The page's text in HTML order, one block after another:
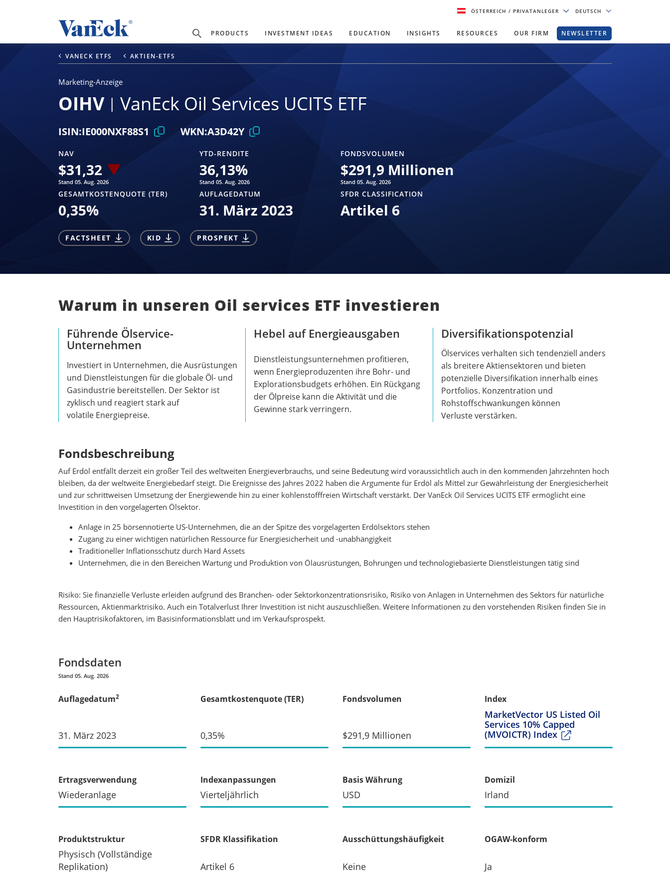
ÖSTERREICH/ PRIVATANLEGER DEUTSCH
PRODUCTS INVESTMENT IDEAS EDUCATION INSIGHTS RESOURCES OUR FIRM NEWSLETTER
VANECK ETFS AKTIEN-ETFS
Marketing-Anzeige
OIHV VanEck Oil Services UCITS ETF
ISIN:IE000NXF88S1 WKN:A3D42Y
NAV
$31,32
Stand 05. Aug. 2026
YTD-RENDITE
36,13%
Stand 05. Aug. 2026
FONDSVOLUMEN
$291,9 Millionen
Stand 05. Aug. 2026
GESAMTKOSTENQUOTE (TER)
0,35%
AUFLAGEDATUM
31. März 2023
SFDR CLASSIFICATION
Artikel 6
FACTSHEET KID PROSPEKT
Warum in unseren Oil services ETF investieren
Führende Ölservice-
Unternehmen
Investiert in Unternehmen, die Ausrüstungen
und Dienstleistungen für die globale Öl- und
Gasindustrie bereitstellen. Der Sektor ist
zyklisch und reagiert stark auf
volatile Energiepreise.
Hebel auf Energieausgaben
Dienstleistungsunternehmen profitieren,
wenn Energieproduzenten ihre Bohr- und
Explorationsbudgets erhöhen. Ein Rückgang
der Ölpreise kann die Aktivität und die
Gewinne stark verringern.
Diversifikationspotenzial
Ölservices verhalten sich tendenziell anders
als breitere Aktiensektoren und bieten
potenzielle Diversifikation innerhalb eines
Portfolios. Konzentration und
Rohstoffschwankungen können
Verluste verstärken.
Fondsbeschreibung
Auf Erdöl entfällt derzeit ein großer Teil des weltweiten Energieverbrauchs, und seine Bedeutung wird voraussichtlich auch in den kommenden Jahrzehnten hoch
bleiben, da der weltweite Energiebedarf steigt. Die Ereignisse des Jahres 2022 haben die Argumente für Erdöl als Mittel zur Gewährleistung der Energiesicherheit
und zur schrittweisen Umsetzung der Energiewende hin zu einer kohlenstofffreien Wirtschaft verstärkt. Der VanEck Oil Services UCITS ETF ermöglicht eine
Investition in den vorgelagerten Ölsektor.
Anlage in 25 börsennotierte US-Unternehmen, die an der Spitze des vorgelagerten Erdölsektors stehen
Zugang zu einer wichtigen natürlichen Ressource für Energiesicherheit und -unabhängigkeit
Traditioneller Inflationsschutz durch Hard Assets
Unternehmen, die in den Bereichen Wartung und Produktion von Ölausrüstungen, Bohrungen und technologiebasierte Dienstleistungen tätig sind
Risiko: Sie finanzielle Verluste erleiden aufgrund des Branchen- oder Sektorkonzentrationsrisiko, Risiko von Anlagen in Unternehmen des Sektors für natürliche
Ressourcen, Aktienmarktrisiko. Auch ein Totalverlust Ihrer Investition ist nicht auszuschließen. Weitere Informationen zu den vorstehenden Risiken finden Sie in
den Hauptrisikofaktoren, im Basisinformationsblatt und im Verkaufsprospekt.
Fondsdaten
Stand 05. Aug. 2026
Auflagedatum2
31. März 2023
Gesamtkostenquote (TER)
0,35%
Fondsvolumen
$291,9 Millionen
Index
MarketVector US Listed Oil
Services 10% Capped
(MVOICTR) Index
Ertragsverwendung
Wiederanlage
Indexanpassungen
Vierteljährlich
Basis Währung
USD
Domizil
Irland
Produktstruktur
Physisch (Vollständige
Replikation)
SFDR Klassifikation
Artikel 6
Ausschüttungshäufigkeit
Keine
OGAW-konform
Ja